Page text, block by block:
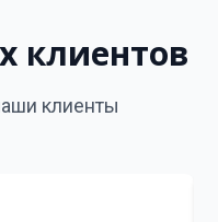
клиентов
клиенты